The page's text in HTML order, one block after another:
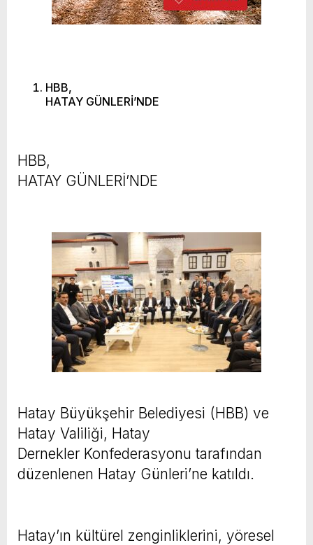
HBB,
HATAY GÜNLERİ’NDE
HBB,
HATAY GÜNLERİ’NDE
Hatay Büyükşehir Belediyesi (HBB) ve
Hatay Valiliği, Hatay
Dernekler Konfederasyonu tarafından
düzenlenen Hatay Günleri’ne katıldı.
Hatay’ın kültürel zenginliklerini, yöresel